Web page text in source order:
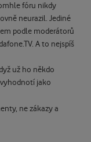
fóru nikdy
neurazil. Jediné
podle moderátorů
A to nejspíš
už ho někdo
jako
ne zákazy a